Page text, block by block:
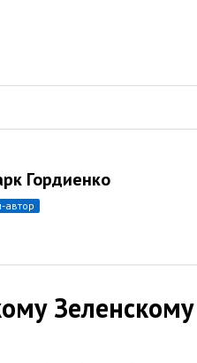
Гордиенко
автор